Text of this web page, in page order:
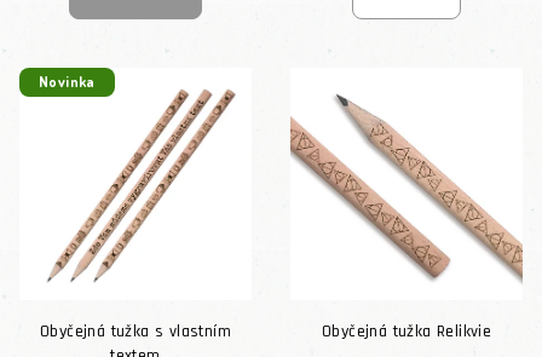
Novinka
Obyčejná tužka s vlastním
Obyčejná tužka Relikvie